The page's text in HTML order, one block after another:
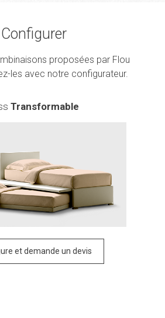
Configurer
proposées par Flou
les avec notre configurateur.
Transformable
et demande un devis